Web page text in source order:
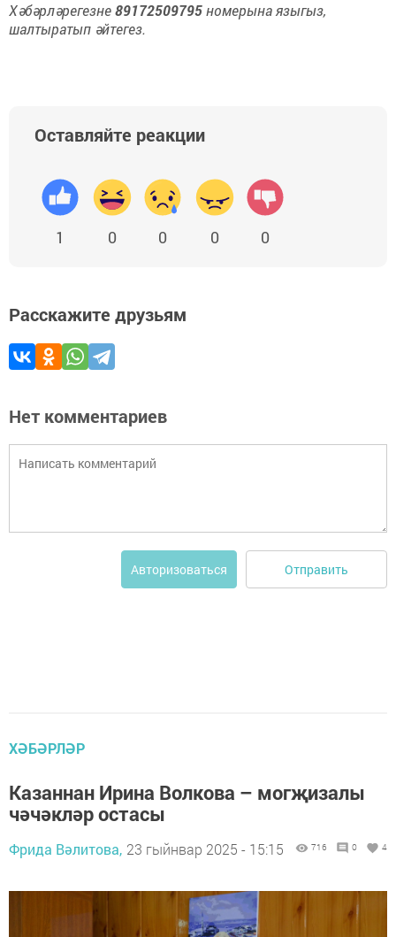
Хәбәрләрегезне89172509795номерына языгыз,
шалтыратып әйтегез.
Оставляйте реакции
1 0 0 0 0
Расскажите друзьям
Нет комментариев
Авторизоваться Отправить
ХӘБӘРЛӘР
Казаннан Ирина Волкова – могҗизалы
чәчәкләр остасы
Фрида Вәлитова, 23 гыйнвар 2025 - 15:15 716 0 4